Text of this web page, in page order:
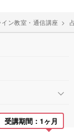
ン教室・通信講座 >
受講期間：1ヶ月
한국어